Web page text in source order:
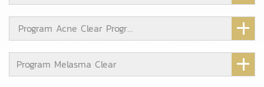
Program Acne Clear Program
Program Melasma Clear